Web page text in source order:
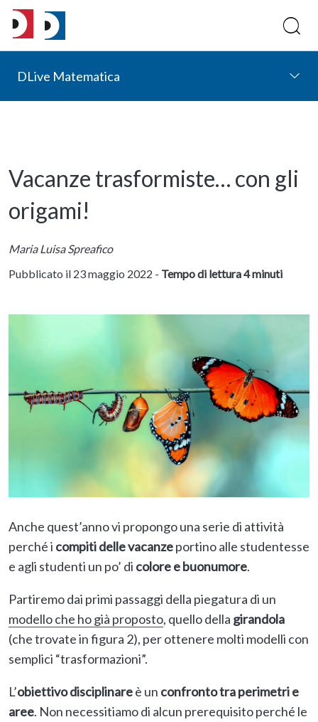
DLive Matematica
Vacanze trasformiste… con gli
origami!
Maria Luisa Spreafico
Pubblicato il 23 maggio 2022 - Tempo di lettura 4 minuti
Anche quest’anno vi propongo una serie di attività
perché i compiti delle vacanzeportino alle studentesse
e agli studenti un po’ di colore e buonumore.
Partiremo dai primi passaggi della piegatura di un
modello che ho già proposto, quello della girandola
(che trovate in figura 2), per ottenere molti modelli con
semplici “trasformazioni”.
L’obiettivo disciplinareè un confronto tra perimetri e
aree. Non necessitiamo di alcun prerequisito perché le